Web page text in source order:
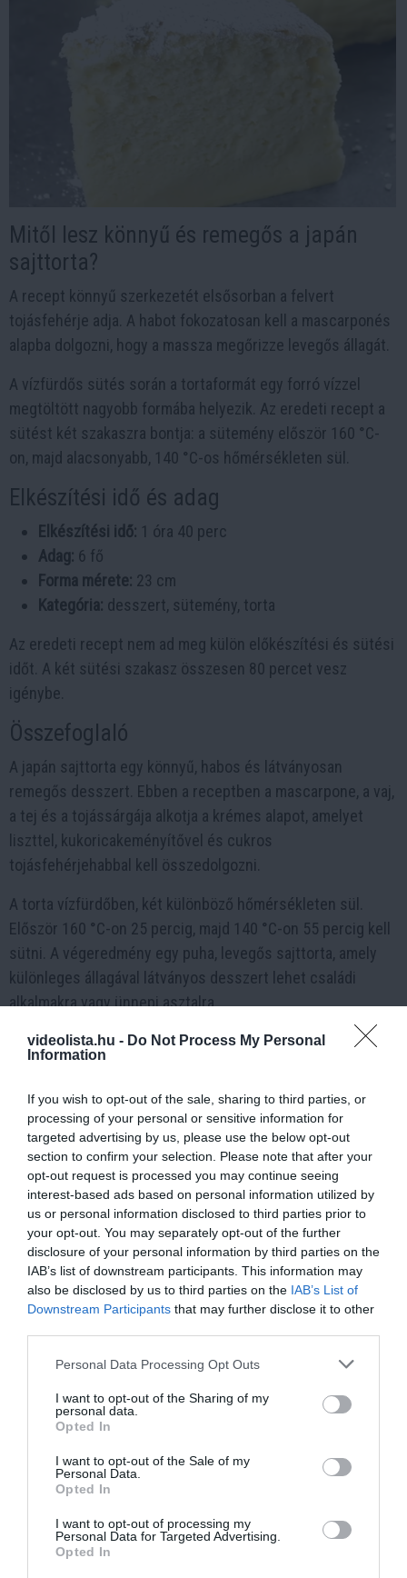
videolista.hu - Do Not Process My Personal
Information
If you wish to opt-out of the sale, sharing to third parties, or
processing of your personal or sensitive information for
targeted advertising by us, please use the below opt-out
section to confirm your selection. Please note that after your
opt-out request is processed you may continue seeing
interest-based ads based on personal information utilized by
us or personal information disclosed to third parties prior to
your opt-out. You may separately opt-out of the further
disclosure of your personal information by third parties on the
IAB’s list of downstream participants. This information may
also be disclosed by us to third parties on the IAB’s List of
Downstream Participants that may further disclose it to other
Please note that this website/app uses one or more Google
not limited to your visit or usage behaviour. You may click to
grant or deny consent to Google and its third-party tags to
use your data for below specified purposes in below Google
consent section.
Personal Data Processing Opt Outs
I want to opt-out of the Sharing of my
personal data.
Opted In
I want to opt-out of the Sale of my
Personal Data.
Opted In
I want to opt-out of processing my
Personal Data for Targeted Advertising.
Opted In
Mitől lesz könnyű és remegős a japán
sajttorta?
A recept könnyű szerkezetét elsősorban a felvert
tojásfehérje adja. A habot fokozatosan kell a mascarponés
alapba dolgozni, hogy a massza megőrizze levegős állagát.
A vízfürdős sütés során a tortaformát egy forró vízzel
megtöltött nagyobb formába helyezik. Az eredeti recept a
sütést két szakaszra bontja: a sütemény először 160 °C-
on, majd alacsonyabb, 140 °C-os hőmérsékleten sül.
Elkészítési idő és adag
Elkészítési idő: 1 óra 40 perc
Adag: 6 fő
Forma mérete: 23 cm
Kategória: desszert, sütemény, torta
Az eredeti recept nem ad meg külön előkészítési és sütési
időt. A két sütési szakasz összesen 80 percet vesz
igénybe.
Összefoglaló
A japán sajttorta egy könnyű, habos és látványosan
remegős desszert. Ebben a receptben a mascarpone, a vaj,
a tej és a tojássárgája alkotja a krémes alapot, amelyet
liszttel, kukoricakeményítővel és cukros
tojásfehérjehabbal kell összedolgozni.
A torta vízfürdőben, két különböző hőmérsékleten sül.
Először 160 °C-on 25 percig, majd 140 °C-on 55 percig kell
sütni. A végeredmény egy puha, levegős sajttorta, amely
különleges állagával látványos desszert lehet családi
alkalmakra vagy ünnepi asztalra.
Fungus Is A Parasite, And It Dies From A Drop Of
Plain...
More
496 35 225
10 h 44 min